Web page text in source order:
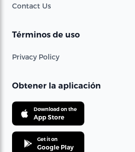
Contact Us
Términos de uso
Privacy Policy
Obtener la aplicación
Download on the
App Store
Get it on
Google Play